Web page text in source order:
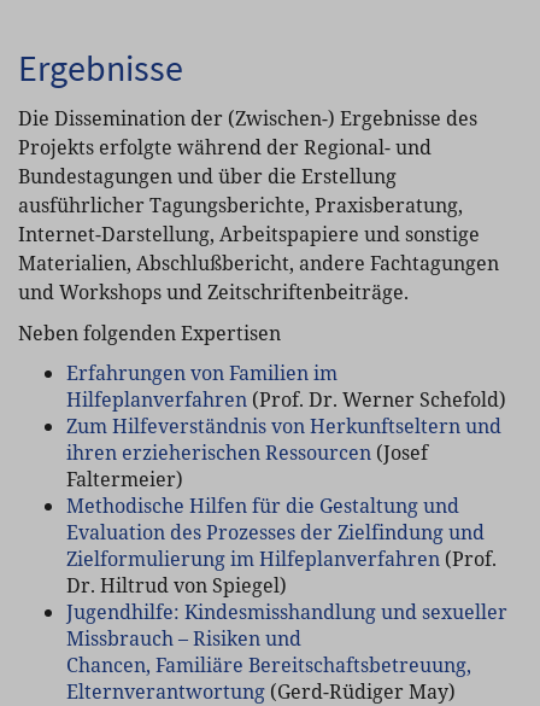
Ergebnisse
Die Dissemination der (Zwischen-) Ergebnisse des
Projekts erfolgte während der Regional- und
Bundestagungen und über die Erstellung
ausführlicher Tagungsberichte, Praxisberatung,
Internet-Darstellung, Arbeitspapiere und sonstige
Materialien, Abschlußbericht, andere Fachtagungen
und Workshops und Zeitschriftenbeiträge.
Neben folgenden Expertisen
Erfahrungen von Familien im
Hilfeplanverfahren (Prof. Dr. Werner Schefold)
Zum Hilfeverständnis von Herkunftseltern und
ihren erzieherischen Ressourcen (Josef
Faltermeier)
Methodische Hilfen für die Gestaltung und
Evaluation des Prozesses der Zielfindung und
Zielformulierung im Hilfeplanverfahren (Prof.
Dr. Hiltrud von Spiegel)
Jugendhilfe: Kindesmisshandlung und sexueller
Missbrauch – Risiken und
Chancen, Familiäre Bereitschaftsbetreuung,
Elternverantwortung (Gerd-Rüdiger May)